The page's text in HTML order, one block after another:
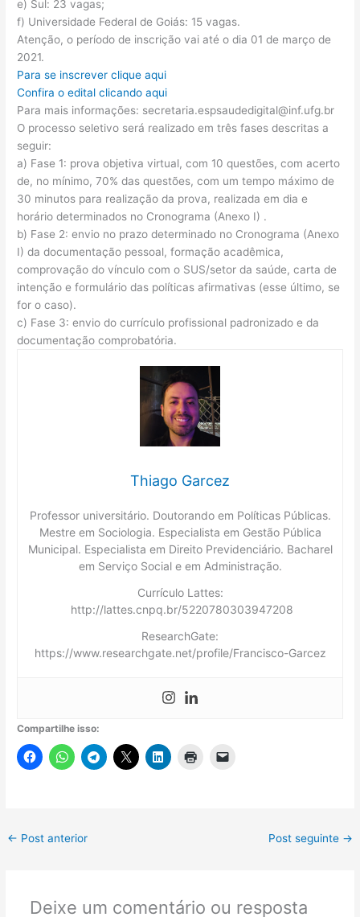
e) Sul: 23 vagas;
f) Universidade Federal de Goiás: 15 vagas.
Atenção, o período de inscrição vai até o dia 01 de março de
2021.
Para se inscrever clique aqui
Confira o edital clicando aqui
Para mais informações: secretaria.espsaudedigital@inf.ufg.br
O processo seletivo será realizado em três fases descritas a
seguir:
a) Fase 1: prova objetiva virtual, com 10 questões, com acerto
de, no mínimo, 70% das questões, com um tempo máximo de
30 minutos para realização da prova, realizada em dia e
horário determinados no Cronograma (Anexo I) .
b) Fase 2: envio no prazo determinado no Cronograma (Anexo
I) da documentação pessoal, formação acadêmica,
comprovação do vínculo com o SUS/setor da saúde, carta de
intenção e formulário das políticas afirmativas (esse último, se
for o caso).
c) Fase 3: envio do currículo profissional padronizado e da
documentação comprobatória.
Thiago Garcez
Professor universitário. Doutorando em Políticas Públicas.
Mestre em Sociologia. Especialista em Gestão Pública
Municipal. Especialista em Direito Previdenciário. Bacharel
em Serviço Social e em Administração.
Currículo Lattes:
http://lattes.cnpq.br/5220780303947208
ResearchGate:
https://www.researchgate.net/profile/Francisco-Garcez
Compartilhe isso:
← Post anterior Post seguinte →
Deixe um comentário ou resposta